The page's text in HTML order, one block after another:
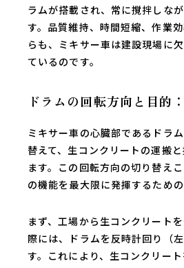
ラムが搭載され、常に撹拌しな
す。品質維持、時間短縮、作業
らも、ミキサー車は建設現場に
ているのです。
ドラムの回転方向と目的
ミキサー車の心臓部であるドラ
替えて、生コンクリートの運搬
ます。この回転方向の切り替え
の機能を最大限に発揮するための
まず、工場から生コンクリート
際には、ドラムを反時計回り（
す。これにより、生コンクリー